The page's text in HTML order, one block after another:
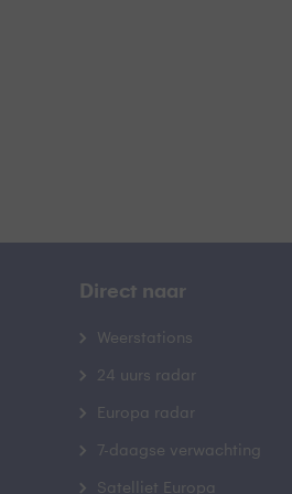
Direct naar
Weerstations
24 uurs radar
Europa radar
7-daagse verwachting
Satelliet Europa